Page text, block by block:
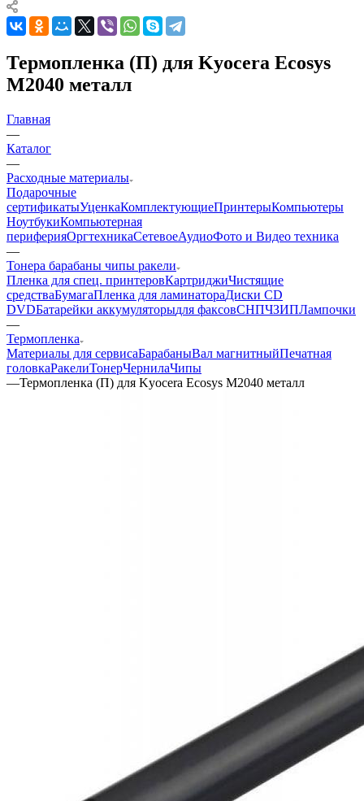
Термопленка (П) для Kyocera Ecosys
M2040 металл
Главная
—
Каталог
—
Расходные материалы
Подарочные
сертификатыУценкаКомплектующиеПринтерыКомпьютеры
НоутбукиКомпьютерная
периферияОргтехникаСетевоеАудиоФото и Видео техника
—
Тонера барабаны чипы ракели
Пленка для спец. принтеровКартриджиЧистящие
средстваБумагаПленка для ламинатораДиски CD
DVDБатарейки аккумуляторыдля факсовСНПЧЗИПЛампочки
—
Термопленка
Материалы для сервисаБарабаныВал магнитныйПечатная
головкаРакелиТонерЧернилаЧипы
—Термопленка (П) для Kyocera Ecosys M2040 металл